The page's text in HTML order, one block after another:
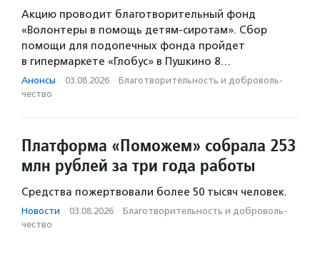
Акцию проводит благотворительный фонд
«Волонтеры в помощь детям-сиротам». Сбор
помощи для подопечных фонда пройдет
в гипермаркете «Глобус» в Пушкино 8…
Анонсы · 03.08.2026 · Благотвори­тель­ность и доброволь­
чест­во
Платформа «Поможем» собрала 253
млн рублей за три года работы
Средства пожертвовали более 50 тысяч человек.
Новости · 03.08.2026 · Благотвори­тель­ность и доброволь­
чест­во